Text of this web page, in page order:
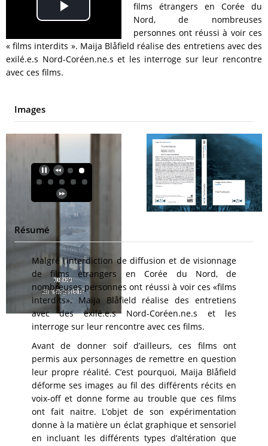
Play
Video
films étrangers en Corée du
Nord, de nombreuses
personnes ont réussi à voir ces
« films interdits ». Maija Blåfield réalise des entretiens avec des
exilé.e.s Nord-Coréen.ne.s et les interroge sur leur rencontre
avec ces films.
Images
Résumé
Malgré l’interdiction de diffusion et de visionnage
de films étrangers en Corée du Nord, de
nombreuses personnes ont réussi à voir ces «films
interdits». Maija Blåfield réalise des entretiens
avec des exilé.e.s Nord-Coréen.ne.s et les
interroge sur leur rencontre avec ces films.
Avant de donner soif d’ailleurs, ces films ont
permis aux personnages de remettre en question
leur propre réalité. C’est pourquoi, Maija Blåfield
déforme ses images au fil des différents récits en
voix-off et donne forme au trouble que ces films
ont fait naitre. L’objet de son expérimentation
donne à la matière un éclat graphique et sensoriel
en incluant les différents types d’altération que